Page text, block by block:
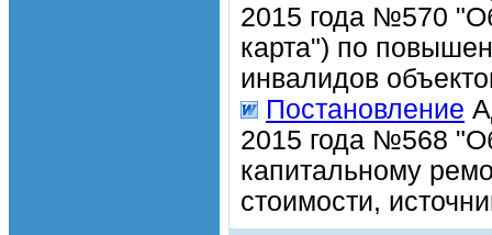
2015 года №570
карта") по
инвалидов
Постановление
2015 года №568
капитальному
стоимости,